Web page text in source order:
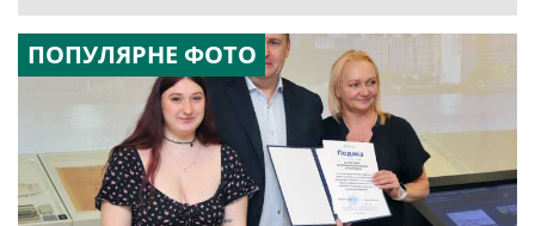
ПОПУЛЯРНЕ ФОТО